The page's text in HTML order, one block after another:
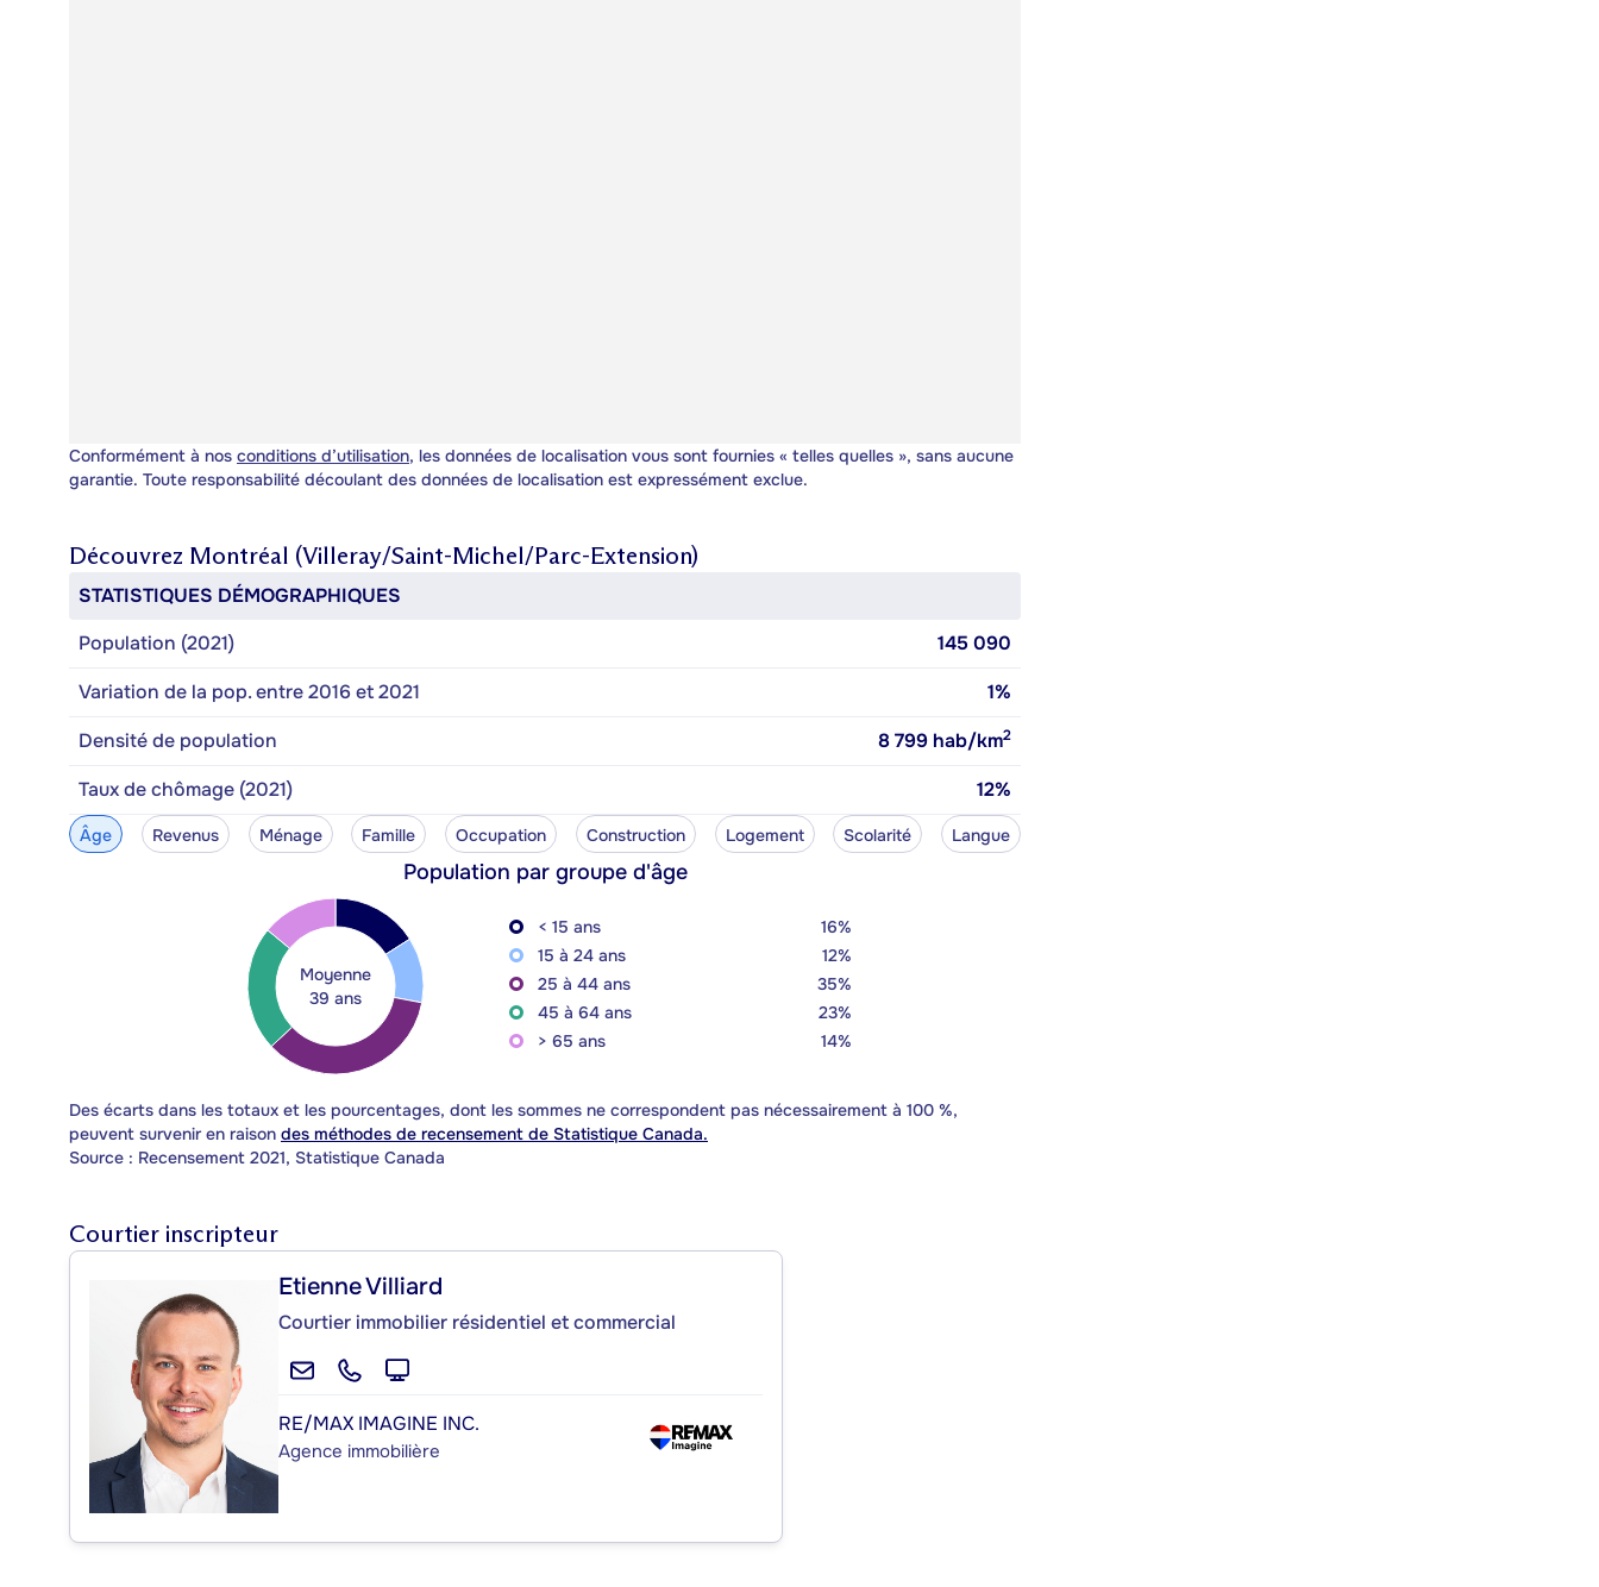
Conformément à nos conditions d’utilisation, les données de localisation vous sont fournies « telles quelles », sans aucune
garantie. Toute responsabilité découlant des données de localisation est expressément exclue.
Découvrez Montréal (Villeray/Saint-Michel/Parc-Extension)
STATISTIQUES DÉMOGRAPHIQUES
Population (2021)
145 090
Variation de la pop. entre 2016 et 2021
1%
Densité de population
8 799 hab/km2
Taux de chômage (2021) 12%
Âge Revenus Ménage Famille Occupation Construction Logement Scolarité Langue
Population par groupe d'âge
Moyenne
39 ans
< 15 ans
16%
15 à 24 ans
12%
25 à 44 ans
35%
45 à 64 ans
23%
> 65 ans
14%
Des écarts dans les totaux et les pourcentages, dont les sommes ne correspondent pas nécessairement à 100 %,
peuvent survenir en raison des méthodes de recensement de Statistique Canada.
Source : Recensement 2021, Statistique Canada
Courtier inscripteur
Etienne Villiard
Courtier immobilier résidentiel et commercial
RE/MAX IMAGINE INC.
Agence immobilière